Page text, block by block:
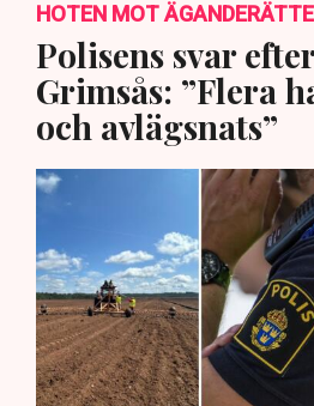
HOTEN MOT
Polisens svar
Grimsås: ”Flera
och avlägsnats”